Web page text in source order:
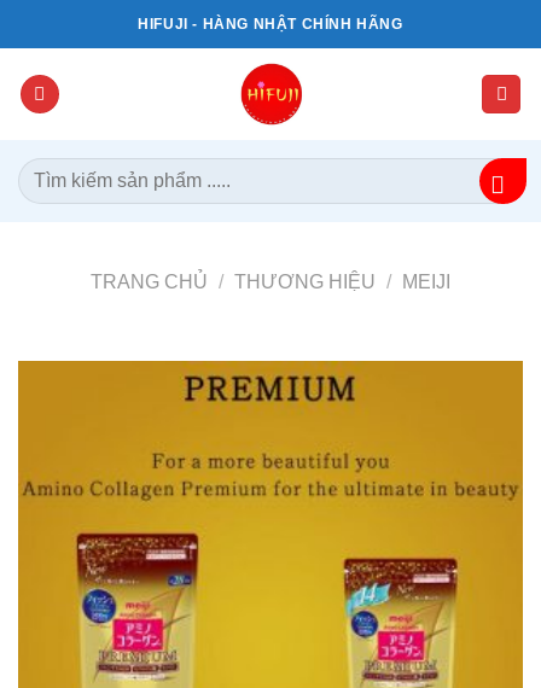
qua
dung
HIFUJI - HÀNG NHẬT CHÍNH HÃNG
Tìm
kiếm:
TRANG CHỦ / THƯƠNG HIỆU / MEIJI